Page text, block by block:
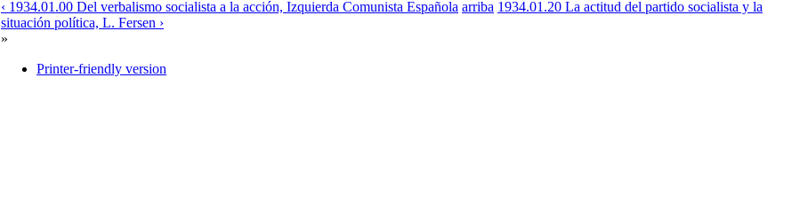
‹ 1934.01.00 Del verbalismo socialista a la acción, Izquierda Comunista Española arriba 1934.01.20 La actitud del partido socialista y la
situación política, L. Fersen ›
»
Printer-friendly version